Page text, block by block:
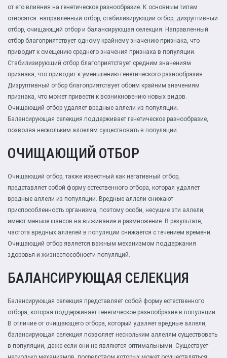
от его влияния на генетическое разнообразие. К основным типам
относятся: направленный отбор, стабилизирующий отбор, дизруптивный
отбор, очищающий отбор и балансирующая селекция. Направленный
отбор благоприятствует одному крайнему значению признака, что
приводит к смещению среднего значения признака в популяции.
Стабилизирующий отбор благоприятствует средним значениям
признака, что приводит к уменьшению генетического разнообразия.
Дизруптивный отбор благоприятствует обоим крайним значениям
признака, что может привести к возникновению новых видов.
Очищающий отбор удаляет вредные аллели из популяции.
Балансирующая селекция поддерживает генетическое разнообразие,
позволяя нескольким аллелям существовать в популяции.
ОЧИЩАЮЩИЙ ОТБОР
Очищающий отбор, также известный как негативный отбор,
представляет собой форму естественного отбора, которая удаляет
вредные аллели из популяции. Вредные аллели снижают
приспособленность организма, поэтому особи, несущие эти аллели,
имеют меньше шансов на выживание и размножение. В результате,
частота вредных аллелей в популяции снижается с течением времени.
Очищающий отбор является важным механизмом поддержания
здоровья и жизнеспособности популяций.
БАЛАНСИРУЮЩАЯ СЕЛЕКЦИЯ
Балансирующая селекция представляет собой форму естественного
отбора, которая поддерживает генетическое разнообразие в популяции.
В отличие от очищающего отбора, который удаляет вредные аллели,
балансирующая селекция позволяет нескольким аллелям существовать
в популяции, даже если они не являются оптимальными. Существует